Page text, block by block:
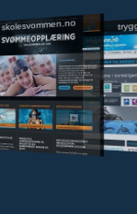
skolesvommen.no